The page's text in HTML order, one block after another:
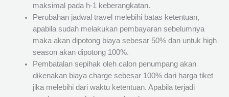
maksimal pada h-1 keberangkatan.
Perubahan jadwal travel melebihi batas ketentuan,
apabila sudah melakukan pembayaran sebelumnya
maka akan dipotong biaya sebesar 50% dan untuk high
season akan dipotong 100%.
Pembatalan sepihak oleh calon penumpang akan
dikenakan biaya charge sebesar 100% dari harga tiket
jika melebihi dari waktu ketentuan. Apabila terjadi